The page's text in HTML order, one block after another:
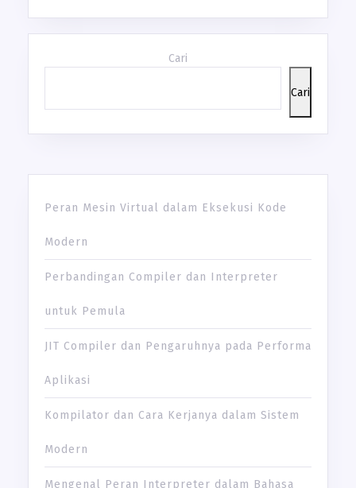
Cari
Cari
Peran Mesin Virtual dalam Eksekusi Kode
Modern
Perbandingan Compiler dan Interpreter
untuk Pemula
JIT Compiler dan Pengaruhnya pada Performa
Aplikasi
Kompilator dan Cara Kerjanya dalam Sistem
Modern
Mengenal Peran Interpreter dalam Bahasa